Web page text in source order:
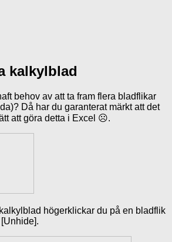
kalkylblad
behov av att ta fram flera bladflikar
Då har du garanterat märkt att det
att göra detta i Excel ☹.
högerklickar du på en bladflik
[Unhide].